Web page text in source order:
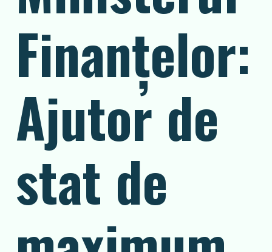
Finanţelor:
Ajutor de
stat de